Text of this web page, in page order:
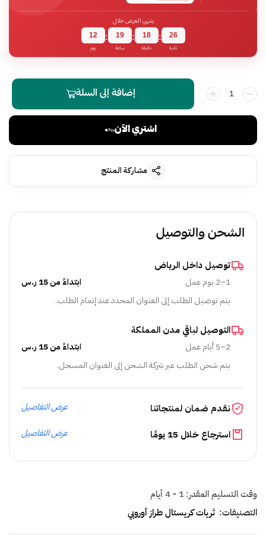
ينتهي العرض خلال
12
يوم
: 19
ساعة
: 18
دقيقة
: 25
ثانية
إضافة إلى السلة
اشتري الآن
مشاركة المنتج
الشحن والتوصيل
توصيل داخل الرياض
1–2 يوم عمل
ابتداءً من 15 ر.س
يتم توصيل الطلب إلى العنوان المحدد عند إتمام الطلب.
التوصيل لباقي مدن المملكة
2–5 أيام عمل
ابتداءً من 15 ر.س
يتم شحن الطلب عبر شركة الشحن إلى العنوان المسجل.
نقدم ضمان لمنتجاتنا عرض التفاصيل
استرجاع خلال 15 يومًا عرض التفاصيل
وقت التسليم المقدر:1 - 4 أيام
التصنيفات: ثريات كريستال طراز أوروبي